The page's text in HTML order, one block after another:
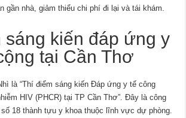
gần nhà, giảm thiểu chi phí đi lại và tái khám.
sáng kiến đáp ứng y
tại Cần Thơ
là “Thí điểm sáng kiến Đáp ứng y tế công
HIV (PHCR) tại TP Cần Thơ”. Đây là công
18 thành tựu y khoa thuộc lĩnh vực dự phòng.